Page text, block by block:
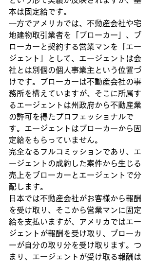
本は固定給です。
一方でアメリカでは、不動産会社や宅
地建物取引業者を「ブローカー」、ブ
ローカーと契約する営業マンを「エー
ジェント」として、エージェントは会
社とは別個の個人事業主という位置づ
けです。ブローカーは不動産会社の事
務所を構えていますが、そこに所属す
るエージェントは州政府から不動産業
の許可を得たプロフェッショナルで
す。エージェントはブローカーから固
定給をもらっていません。
完全なるフルコミッションであり、エ
ージェントの成約した案件から生じる
売上をブローカーとエージェントで分
配します。
日本では不動産会社がお客様から報酬
を受け取り、そこから営業マンに固定
給を支払いますが、アメリカではエー
ジェントが報酬を受け取り、ブローカ
ーが自分の取り分を受け取ります。つ
まり、エージェントが受け取る報酬は